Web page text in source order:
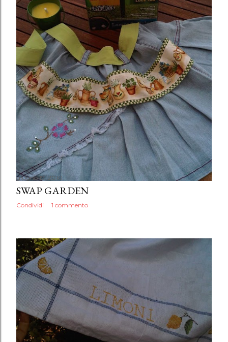
giugno 19, 2010
SWAP GARDEN
Condividi 1 commento